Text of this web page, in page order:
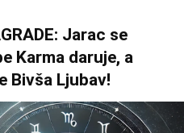
Jarac se
Karma daruje, a
Bivša Ljubav!